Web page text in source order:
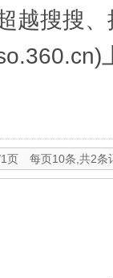
超越搜
页 每页10条,共2条